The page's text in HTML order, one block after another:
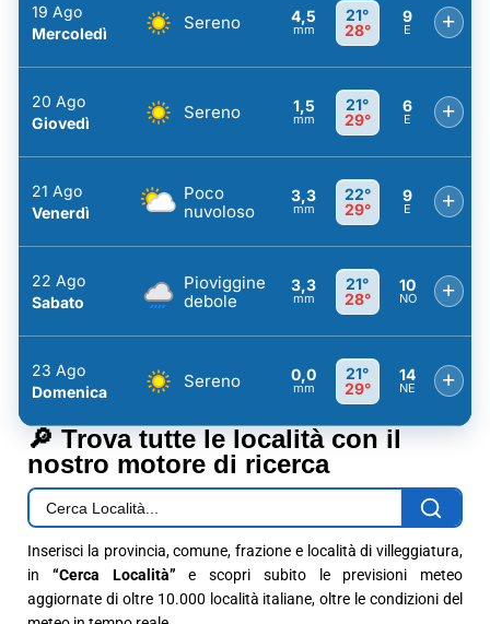
19 Ago
Mercoledì
Sereno 4,5
mm
21°
28°
9
E +
20 Ago
Giovedì
Sereno 1,5
mm
21°
29°
6
E +
21 Ago
Venerdì
Poco
nuvoloso
3,3
mm
22°
29°
9
E +
22 Ago
Sabato
Pioviggine
debole
3,3
mm
21°
28°
10
NO +
23 Ago
Domenica
Sereno 0,0
mm
21°
29°
14
NE +
🔎 Trova tutte le località con il
nostro motore di ricerca
Inserisci la provincia, comune, frazione e località di villeggiatura,
in “Cerca Località” e scopri subito le previsioni meteo
aggiornate di oltre 10.000 località italiane, oltre le condizioni del